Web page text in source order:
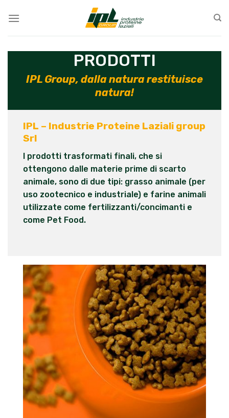
PRODOTTI
IPL Group, dalla natura restituisce
natura!
IPL – Industrie Proteine Laziali group
Srl
I prodotti trasformati finali, che si
ottengono dalle materie prime di scarto
animale, sono di due tipi: grasso animale (per
uso zootecnico e industriale) e farine animali
utilizzate come fertilizzanti/concimanti e
come Pet Food.